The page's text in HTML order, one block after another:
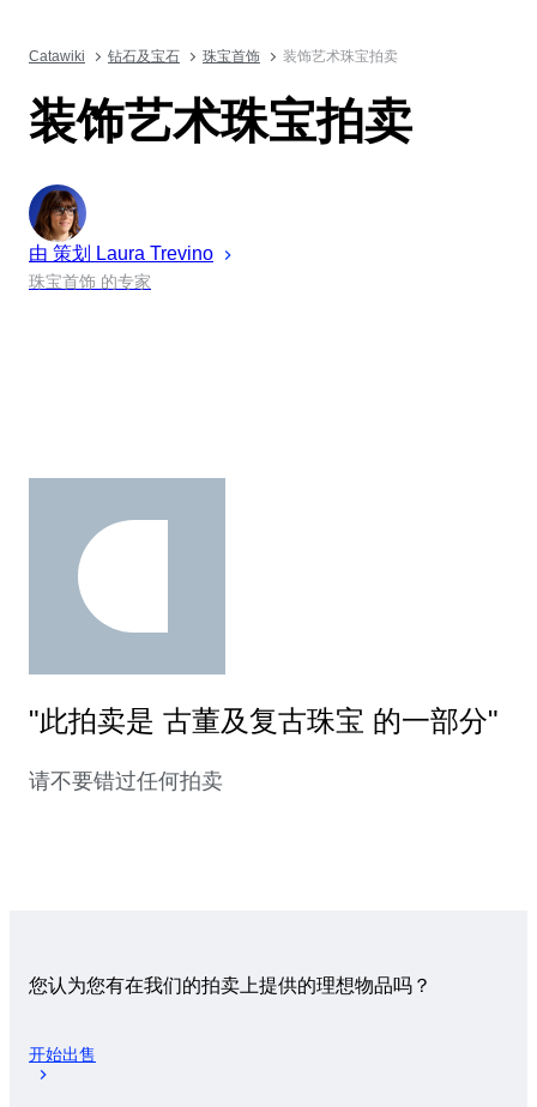
Catawiki 钻石及宝石 珠宝首饰 装饰艺术珠宝拍卖
装饰艺术珠宝拍卖
由 策划 Laura Trevino
珠宝首饰 的专家
"此拍卖是 古董及复古珠宝 的一部分"
请不要错过任何拍卖
您认为您有在我们的拍卖上提供的理想物品吗？
开始出售